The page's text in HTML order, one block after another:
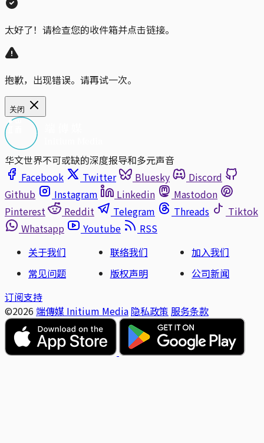
太好了！请检查您的收件箱并点击链接。
抱歉，出现错误。请再试一次。
关闭
华文世界不可或缺的深度报导和多元声音
Facebook
Twitter Bluesky
Discord
Github
Instagram Linkedin
Mastodon
Pinterest
Reddit Telegram Threads
Tiktok
Whatsapp
Youtube
RSS
关于我们
联络我们
加入我们
常见问题
版权声明
公司新闻
订阅支持
©2026 端傳媒 Initium Media 隐私政策 服务条款